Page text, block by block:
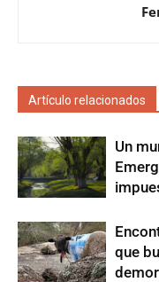
Artículo relacionados
Un
que